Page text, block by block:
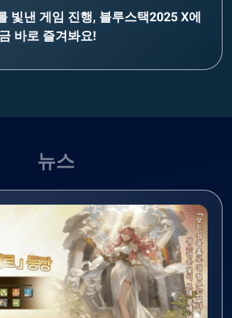
빛낸 게임 진행, 블루스택2025 X에
바로 즐겨봐요!
뉴스